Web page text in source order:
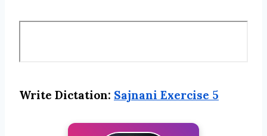
Write Dictation: Sajnani Exercise 5